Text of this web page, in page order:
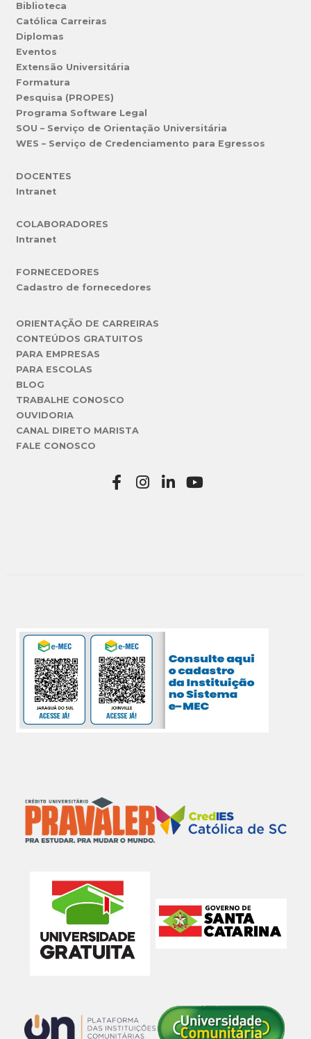
Biblioteca
Católica Carreiras
Diplomas
Eventos
Extensão Universitária
Formatura
Pesquisa (PROPES)
Programa Software Legal
SOU – Serviço de Orientação Universitária
WES – Serviço de Credenciamento para Egressos
DOCENTES
Intranet
COLABORADORES
Intranet
FORNECEDORES
Cadastro de fornecedores
ORIENTAÇÃO DE CARREIRAS
CONTEÚDOS GRATUITOS
PARA EMPRESAS
PARA ESCOLAS
BLOG
TRABALHE CONOSCO
OUVIDORIA
CANAL DIRETO MARISTA
FALE CONOSCO